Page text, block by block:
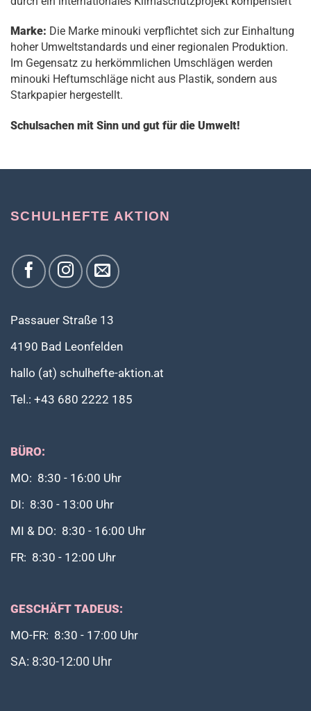
Marke: Die Marke minouki verpflichtet sich zur Einhaltung
hoher Umweltstandards und einer regionalen Produktion.
Im Gegensatz zu herkömmlichen Umschlägen werden
minouki Heftumschläge nicht aus Plastik, sondern aus
Starkpapier hergestellt.
Schulsachen mit Sinn und gut für die Umwelt!
SCHULHEFTE AKTION
Passauer Straße 13
4190 Bad Leonfelden
hallo (at) schulhefte-aktion.at
Tel.: +43 680 2222 185
BÜRO:
MO: 8:30 - 16:00 Uhr
DI: 8:30 - 13:00 Uhr
MI & DO: 8:30 - 16:00 Uhr
FR: 8:30 - 12:00 Uhr
GESCHÄFT TADEUS:
MO-FR: 8:30 - 17:00 Uhr
SA: 8:30-12:00 Uhr